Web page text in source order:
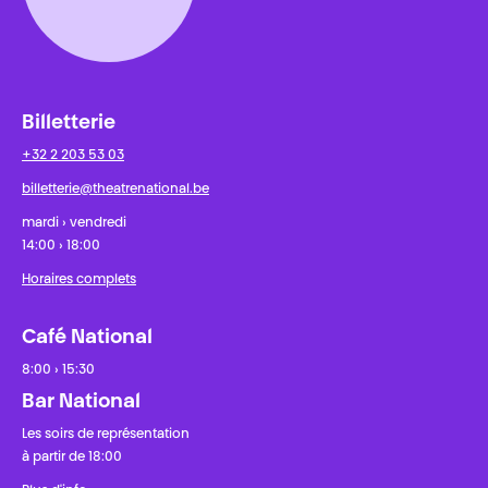
Billetterie
+32 2 203 53 03
billetterie@theatrenational.be
mardi › vendredi
14:00 › 18:00
Horaires complets
Café National
8:00 › 15:30
Bar National
Les soirs de représentation
à partir de 18:00